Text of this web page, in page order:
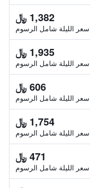
1,382 ﷼
سعر الليلة شامل الرسوم
1,935 ﷼
سعر الليلة شامل الرسوم
606 ﷼
سعر الليلة شامل الرسوم
1,754 ﷼
سعر الليلة شامل الرسوم
471 ﷼
سعر الليلة شامل الرسوم